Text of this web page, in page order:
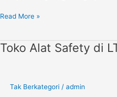
Read More »
Toko Alat Safety di
Tak Berkategori / admin
Toko
LTC